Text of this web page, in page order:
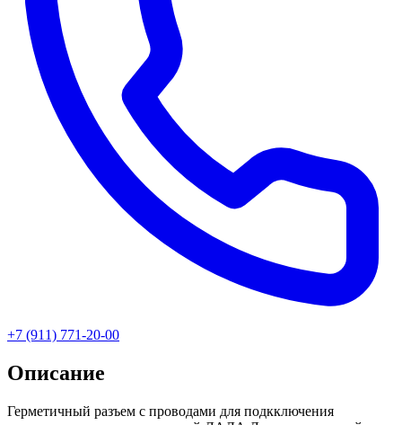
+7 (911) 771-20-00
Описание
Герметичный разъем с проводами для подкключения